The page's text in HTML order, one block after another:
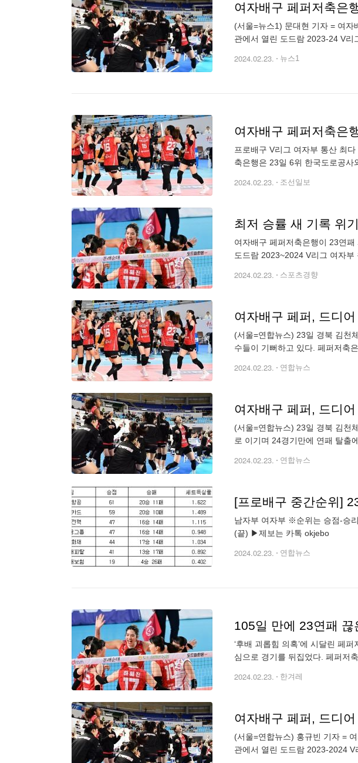
여자배구 페퍼저축은
(서울=뉴스1) 문대현 기자 = 여
관에서 열린 도드람 2023-24 V리
2024.02.23. 뉴스1
여자배구 페퍼저축은
프로배구 V리그 여자부 통산 최
축은행은 23일 6위 한국도로공사
2024.02.23. 조선일보
최저 승률 새 기록 위
여자배구 페퍼저축은행이 23연
도드람 2023~2024 V리그 여자
2024.02.23. 스포츠경향
여자배구 페퍼, 드디
(서울=연합뉴스) 23일 경북 김천
수들이 기뻐하고 있다. 페퍼저축
2024.02.23. 연합뉴스
여자배구 페퍼, 드디
(서울=연합뉴스) 23일 경북 김천
로 이기며 24경기만에 연패 탈출
2024.02.23. 연합뉴스
[프로배구 중간순위]
남자부 여자부 ※순위는 승점-승
(끝) ▶제보는 카톡 okjebo
2024.02.23. 연합뉴스
105일 만에 23연패 끊
‘후배 괴롭힘 의혹’에 시달린 페
심으로 경기를 뒤집었다. 페퍼저
2024.02.23. 한겨레
여자배구 페퍼, 드디
(서울=연합뉴스) 홍규빈 기자 =
관에서 열린 도드람 2023-2024